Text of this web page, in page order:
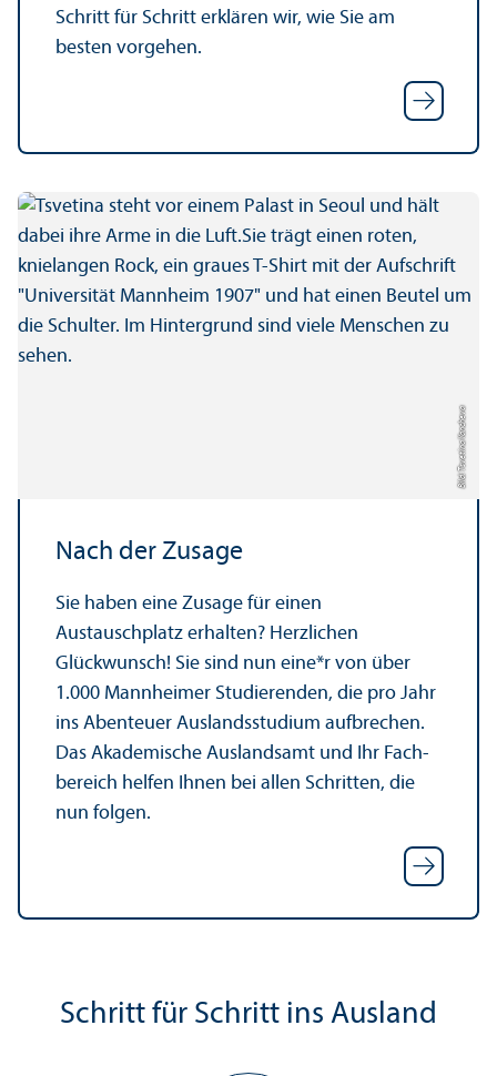
Schritt für Schritt erklären wir, wie Sie am
besten vorgehen.
Bild: Tsvetina Yancheva
Nach der Zusage
Sie haben eine Zusage für einen
Austauschplatz erhalten? Herzlichen
Glückwunsch! Sie sind nun eine*r von über
1.000 Mannheimer Studierenden, die pro Jahr
ins Abenteuer Auslands­studium aufbrechen.
Das Akademische Auslands­amt und Ihr Fach­
bereich helfen Ihnen bei allen Schritten, die
nun folgen.
Schritt für Schritt ins Ausland